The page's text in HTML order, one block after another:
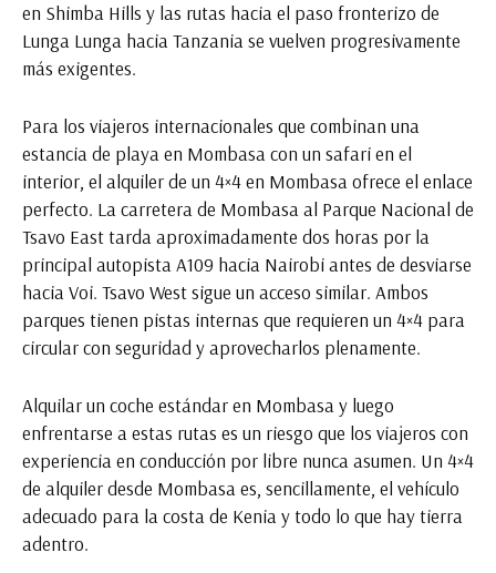
en Shimba Hills y las rutas hacia el paso fronterizo de
Lunga Lunga hacia Tanzania se vuelven progresivamente
más exigentes.
Para los viajeros internacionales que combinan una
estancia de playa en Mombasa con un safari en el
interior, el alquiler de un 4×4 en Mombasa ofrece el enlace
perfecto. La carretera de Mombasa al Parque Nacional de
Tsavo East tarda aproximadamente dos horas por la
principal autopista A109 hacia Nairobi antes de desviarse
hacia Voi. Tsavo West sigue un acceso similar. Ambos
parques tienen pistas internas que requieren un 4×4 para
circular con seguridad y aprovecharlos plenamente.
Alquilar un coche estándar en Mombasa y luego
enfrentarse a estas rutas es un riesgo que los viajeros con
experiencia en conducción por libre nunca asumen. Un 4×4
de alquiler desde Mombasa es, sencillamente, el vehículo
adecuado para la costa de Kenia y todo lo que hay tierra
adentro.